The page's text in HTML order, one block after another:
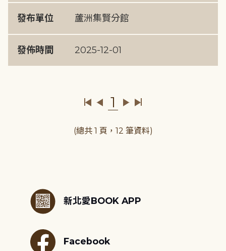
發布單位 蘆洲集賢分館
發佈時間 2025-12-01
1
(總共 1 頁，12 筆資料)
新北愛BOOK APP
Facebook